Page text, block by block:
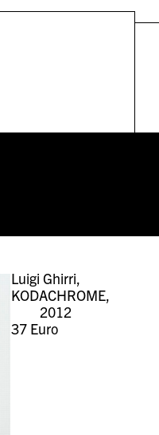
Luigi Ghirri,
KODACHROME,
2012
37Euro